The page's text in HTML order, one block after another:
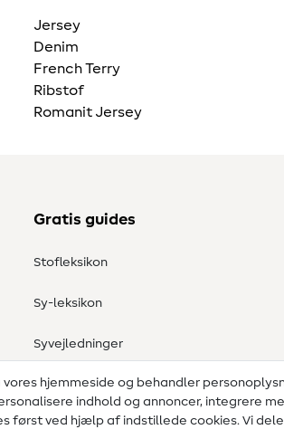
Jersey
Denim
French Terry
Ribstof
Romanit Jersey
Gratis guides
Stofleksikon
Sy-leksikon
Syvejledninger
hjemmeside og behandler
indhold og annoncer, integrere
først ved hjælp af indstillede cookies. Vi